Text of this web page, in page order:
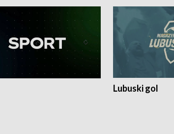
Lubuski gol